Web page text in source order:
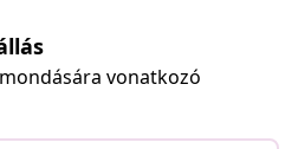
vonatkozó